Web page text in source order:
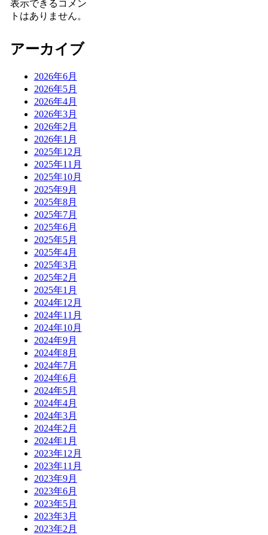
表示できるコメン
トはありません。
アーカイブ
2026年6月
2026年5月
2026年4月
2026年3月
2026年2月
2026年1月
2025年12月
2025年11月
2025年10月
2025年9月
2025年8月
2025年7月
2025年6月
2025年5月
2025年4月
2025年3月
2025年2月
2025年1月
2024年12月
2024年11月
2024年10月
2024年9月
2024年8月
2024年7月
2024年6月
2024年5月
2024年4月
2024年3月
2024年2月
2024年1月
2023年12月
2023年11月
2023年9月
2023年6月
2023年5月
2023年3月
2023年2月